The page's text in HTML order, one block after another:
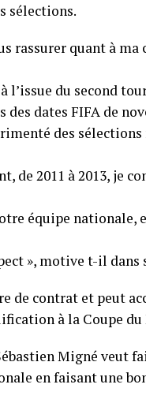
sélections.
rassurer quant à
l’issue du second
des dates FIFA de
des
de 2011 à 2013, je
équipe nationale,
», motive t-il dans
de contrat et peut
à la Coupe du
Migné veut
en faisant une